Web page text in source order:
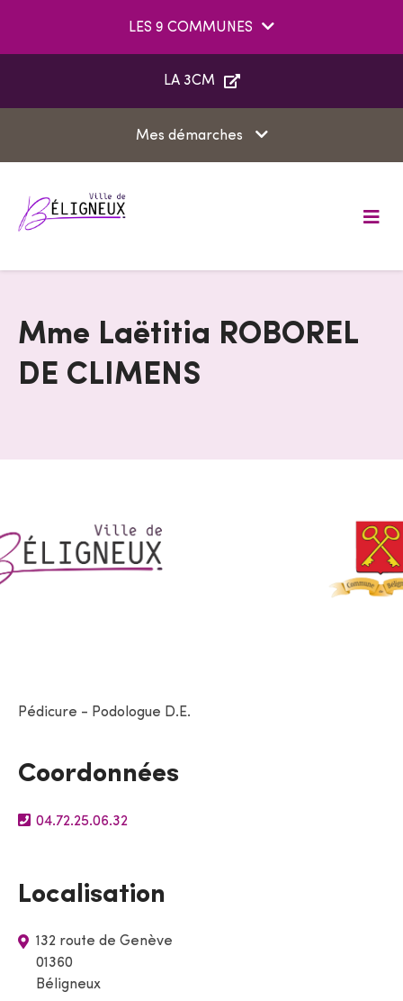
LES 9 COMMUNES
LA 3CM
Mes démarches
u
Mme Laëtitia ROBOREL
DE CLIMENS
Pédicure - Podologue D.E.
Coordonnées
04.72.25.06.32
Localisation
132 route de Genève
01360
Béligneux